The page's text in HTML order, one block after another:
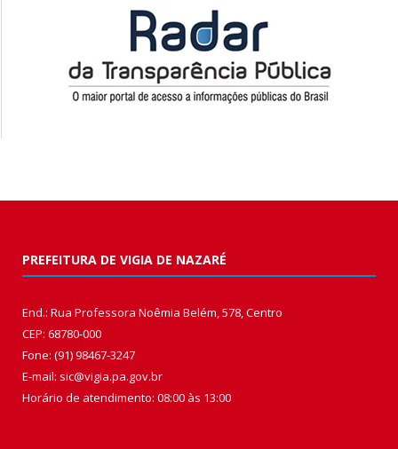
PREFEITURA DE VIGIA DE NAZARÉ
End.: Rua Professora Noêmia Belém, 578, Centro
CEP: 68780-000
Fone: (91) 98467-3247
E-mail: sic@vigia.pa.gov.br
Horário de atendimento: 08:00 às 13:00